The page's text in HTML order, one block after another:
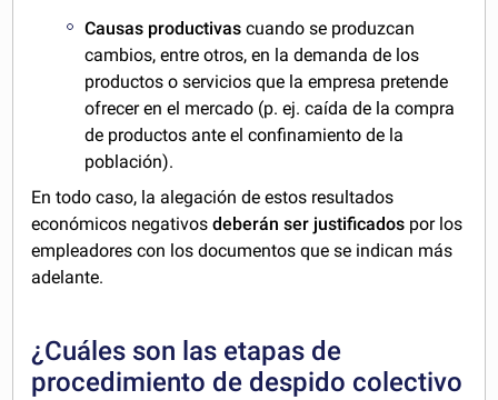
Causas productivas cuando se produzcan
cambios, entre otros, en la demanda de los
productos o servicios que la empresa pretende
ofrecer en el mercado (p. ej. caída de la compra
de productos ante el confinamiento de la
población).
En todo caso, la alegación de estos resultados
económicos negativosdeberán ser justificados por los
empleadores con los documentos que se indican más
adelante.
¿Cuáles son las etapas de
procedimiento de despido colectivo